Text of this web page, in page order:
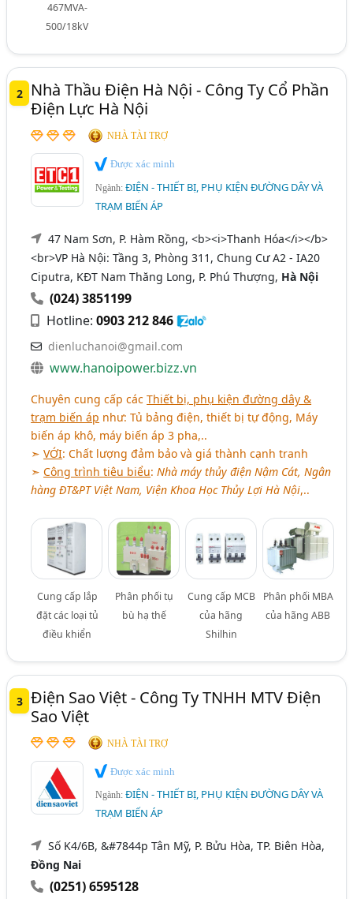
467MVA-
500/18kV
2
Nhà Thầu Điện Hà Nội - Công Ty Cổ Phần
Điện Lực Hà Nội
NHÀ TÀI TRỢ
Được xác minh
Ngành:ĐIỆN - THIẾT BỊ, PHỤ KIỆN ĐƯỜNG DÂY VÀ
TRẠM BIẾN ÁP
47 Nam Sơn, P. Hàm Rồng, <b><i>Thanh Hóa</i></b>
<br>VP Hà Nội: Tầng 3, Phòng 311, Chung Cư A2 - IA20
Ciputra, KĐT Nam Thăng Long, P. Phú Thượng, Hà Nội
(024) 3851199
Hotline:0903 212 846
dienluchanoi@gmail.com
www.hanoipower.bizz.vn
Chuyên cung cấp cácThiết bị, phụ kiện đường dây &
trạm biến áp như: Tủ bảng điện, thiết bị tự động, Máy
biến áp khô, máy biến áp 3 pha,..
➣VỚI: Chất lượng đảm bảo và giá thành cạnh tranh
➣Công trình tiêu biểu:Nhà máy thủy điện Nậm Cát, Ngân
hàng ĐT&PT Việt Nam, Viện Khoa Học Thủy Lợi Hà Nội,..
Cung cấp lắp
đặt các loại tủ
điều khiển
Phân phối tụ
bù hạ thế
Cung cấp MCB
của hãng
Shilhin
Phân phối MBA
của hãng ABB
3 Điện Sao Việt - Công Ty TNHH MTV Điện
Sao Việt
NHÀ TÀI TRỢ
Được xác minh
Ngành:ĐIỆN - THIẾT BỊ, PHỤ KIỆN ĐƯỜNG DÂY VÀ
TRẠM BIẾN ÁP
Số K4/6B, &#7844p Tân Mỹ, P. Bửu Hòa, TP. Biên Hòa,
Đồng Nai
(0251) 6595128